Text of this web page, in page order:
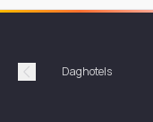
Précédent
Daghotels